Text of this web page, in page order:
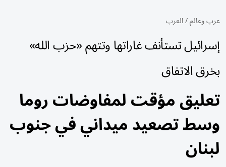
عرب وعالم/العرب
إسرائيل تستأنف غاراتها وتتهم «حزب الله»
بخرق الاتفاق
تعليق مؤقت لمفاوضات روما
وسط تصعيد ميداني في جنوب
لبنان